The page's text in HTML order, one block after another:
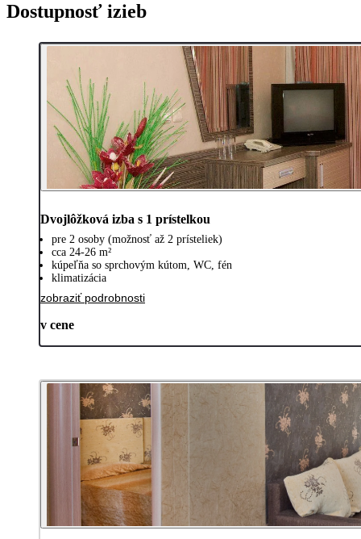
Dostupnosť izieb
Dvojlôžková izba s 1 prístelkou
pre 2 osoby (možnosť až 2 prísteliek)
cca 24-26 m²
kúpeľňa so sprchovým kútom, WC, fén
klimatizácia
zobraziť podrobnosti
v cene